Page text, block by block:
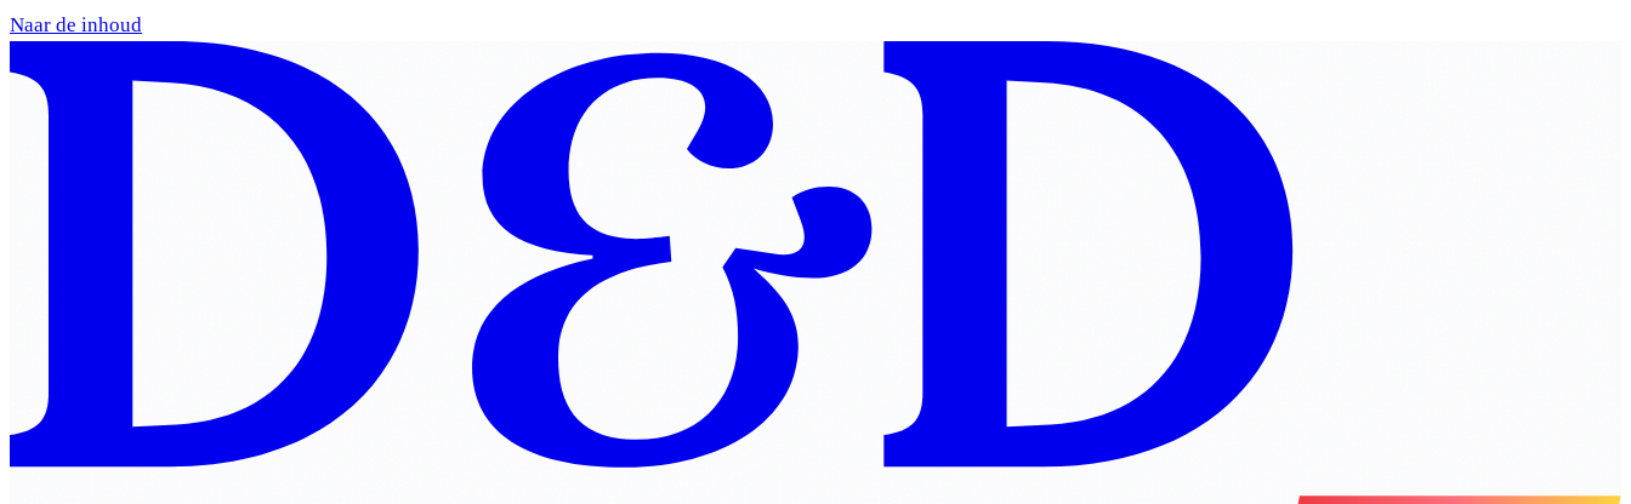
Naar de inhoud